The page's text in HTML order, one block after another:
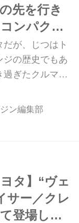
先を行き
ンパクト
3）
が、じつはト
ジの歴史でもあ
過ぎたクルマか
をかしげたく
のチャレンジ
第3回はマイ
ン編集部
タ】“ヴェ
サー／クレ
登場した